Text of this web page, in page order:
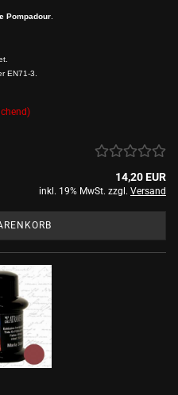
Pompadour
EN71-3.
14,20 EUR
inkl. 19% MwSt. zzgl. Versand